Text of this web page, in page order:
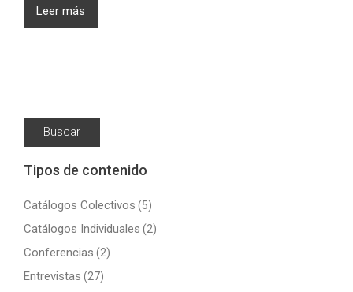
Leer más
Tipos de contenido
Catálogos Colectivos (5)
Catálogos Individuales (2)
Conferencias (2)
Entrevistas (27)